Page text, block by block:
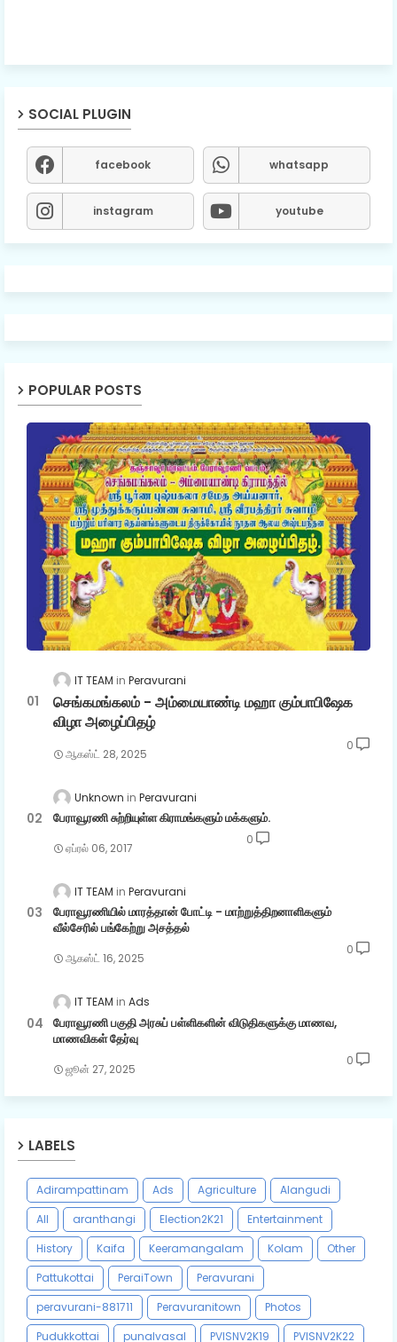
SOCIAL PLUGIN
facebook whatsapp
instagram youtube
POPULAR POSTS
IT TEAM Peravurani
செங்கமங்கலம் - அம்மையாண்டி மஹா கும்பாபிஷேக
விழா அழைப்பிதழ்
ஆகஸ்ட் 28, 2025
0
Unknown Peravurani
பேராவூரணி சுற்றியுள்ள கிராமங்களும் மக்களும்.
ஏப்ரல் 06, 2017
0
IT TEAM Peravurani
பேராவூரணியில் மாரத்தான் போட்டி - மாற்றுத்திறனாளிகளும்
வீல்சேரில் பங்கேற்று அசத்தல்
ஆகஸ்ட் 16, 2025
0
IT TEAM Ads
பேராவூரணி பகுதி அரசுப் பள்ளிகளின் விடுதிகளுக்கு மாணவ,
மாணவிகள் தேர்வு
ஜூன் 27, 2025
0
LABELS
Adirampattinam Ads Agriculture
Alangudi
All
aranthangi Election2K21
Entertainment
History
Kaifa Keeramangalam Kolam
Other
Pattukottai
PeraiTown
Peravurani
peravurani-881711
Peravuranitown
Photos
Pudukkottai
punalvasal PVISNV2K19
PVISNV2K22